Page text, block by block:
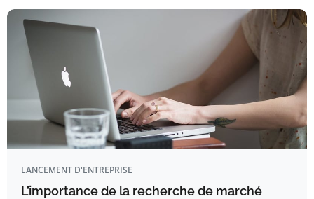
LANCEMENT D'ENTREPRISE
L’importance de la recherche de marché